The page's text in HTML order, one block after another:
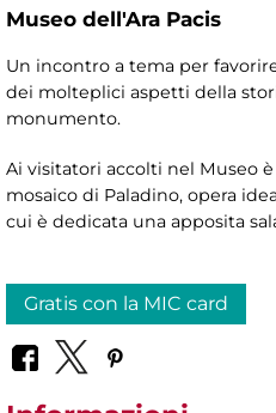
Museo dell'Ara Pacis
Un incontro a tema per
dei molteplici aspetti della
monumento.
Ai visitatori accolti nel Museo
mosaico di Paladino, opera
cui è dedicata una apposita
Gratis con la MIC card